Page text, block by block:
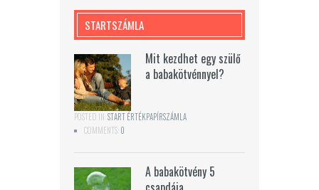
STARTSZÁMLA
Mit kezdhet egy szülő
a babakötvénnyel?
POSTED IN:START ÉRTÉKPAPÍRSZÁMLA
COMMENTS:0
A babakötvény 5